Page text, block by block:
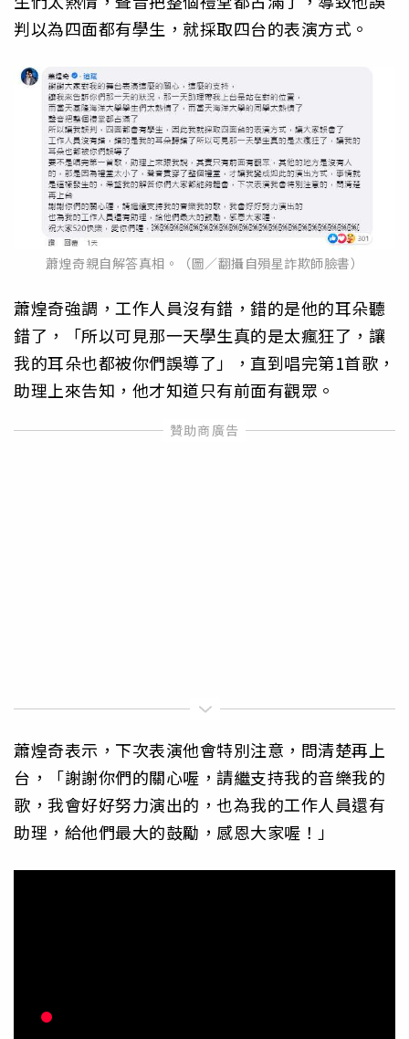
判以為四面都有學生，就採取四台的表演方式。
蕭煌奇親自解答真相。（圖／翻攝自殞星詐欺師臉書）
蕭煌奇強調，工作人員沒有錯，錯的是他的耳朵聽
錯了，「所以可見那一天學生真的是太瘋狂了，讓
我的耳朵也都被你們誤導了」，直到唱完第1首歌，
助理上來告知，他才知道只有前面有觀眾。
蕭煌奇表示，下次表演他會特別注意，問清楚再上
台，「謝謝你們的關心喔，請繼支持我的音樂我的
歌，我會好好努力演出的，也為我的工作人員還有
助理，給他們最大的鼓勵，感恩大家喔！」